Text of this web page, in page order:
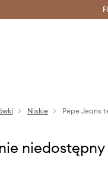
Niskie Pepe Jeans
niedostępny